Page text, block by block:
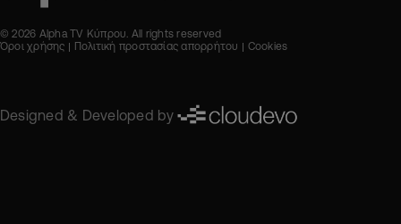
© 2026 Alpha TV Κύπρου. All rights reserved
Όροι χρήσης
Πολιτική προστασίας απορρήτου Cookies
Designed & Developed by